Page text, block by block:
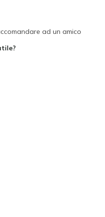
size
ad un amico